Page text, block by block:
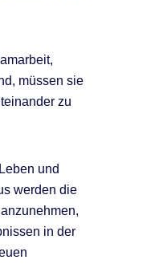
müssen sie
zu
und
werden die
in der